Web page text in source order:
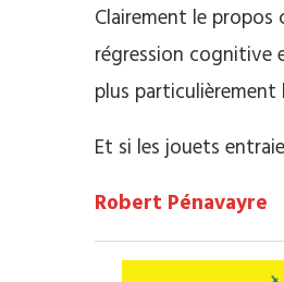
Clairement le
régression cognitive
plus
Et si les jouets
Robert Pénavayre